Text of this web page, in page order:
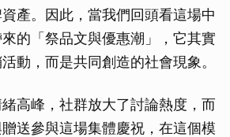
產。因此，當我們回頭看這場中
的「祭品文與優惠潮」，它其實
動，而是共同創造的社會現象。
高峰，社群放大了討論熱度，而
送參與這場集體慶祝，在這個模